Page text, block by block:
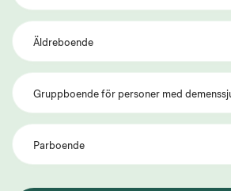
Äldreboende
Gruppboende för personer med
Parboende